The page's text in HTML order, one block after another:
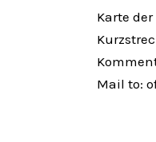
Karte
Mail to: